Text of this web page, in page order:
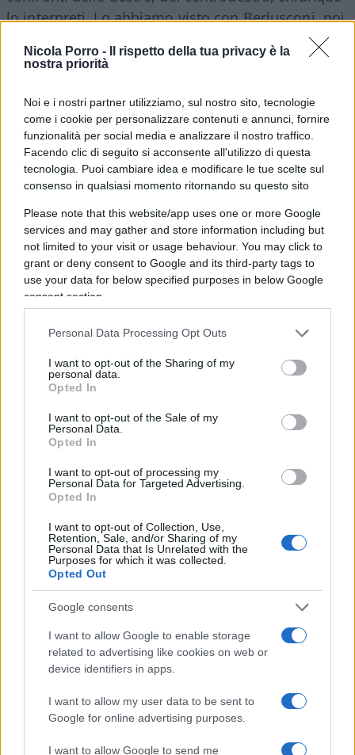
Nicola Porro -
Il rispetto della tua privacy è la
nostra priorità
Noi e i nostri partner utilizziamo, sul nostro sito, tecnologie
come i cookie per personalizzare contenuti e annunci, fornire
funzionalità per social media e analizzare il nostro traffico.
Facendo clic di seguito si acconsente all'utilizzo di questa
tecnologia. Puoi cambiare idea e modificare le tue scelte sul
consenso in qualsiasi momento ritornando su questo sito
Please note that this website/app uses one or more Google
services and may gather and store information including but
not limited to your visit or usage behaviour. You may click to
grant or deny consent to Google and its third-party tags to
use your data for below specified purposes in below Google
consent section.
Personal Data Processing Opt Outs
I want to opt-out of the Sharing of my
personal data.
Opted In
I want to opt-out of the Sale of my
Personal Data.
Opted In
I want to opt-out of processing my
Personal Data for Targeted Advertising.
Opted In
I want to opt-out of Collection, Use,
Retention, Sale, and/or Sharing of my
Personal Data that Is Unrelated with the
Purposes for which it was collected.
Opted Out
Google consents
I want to allow Google to enable storage
related to advertising like cookies on web or
device identifiers in apps.
I want to allow my user data to be sent to
Google for online advertising purposes.
I want to allow Google to send me
lo interpreti. Lo abbiamo visto con Berlusconi, poi
con Salvini e adesso la Meloni. Non è che ci siano
coincidenze temporali, perché purtroppo è un
al riguardo Sallusti, senza troppi giri di parole.
Non hai seguito La Ripartenza?Clicca qui
guarda gli interventi on demand
Autore di un libro-inchiesta (Il Sistema ) che
raccontava “la storia segreta della magistratura
italiana” tra potere, politica e affari, il giornalista
ha annotato come alcuni dei nomi menzionati in
quel volume siano ancora oggi al centro
libro, di fianco al nomeLo Voi(il procuratore
della repubblica di Roma che ha mandato l’avviso
di garanzia a Meloni e ministri) trovate molti
rimandi. Perché Lo Voi ha attraversato quel
figlio di quel sistema”, ha affermato il direttore.
L’unica differenza rispetto al passato, ha concluso
Sallusti, “è che l’opinione pubblica ha aperto gli
occhi: mentre fino a un po’ di anni fa, in
particolare durante Mani Pulite, era senza se e
senza ma al fianco dei giudici, oggi non è più
così”. Come peraltro dimostrano alcuni recenti
A pochi giorni dall’annunciato sciopero dell’
contro la riforma della giustizia, Sallusti ha infine
un’opinione molto netta su quelle toghe che